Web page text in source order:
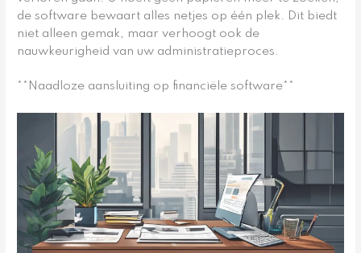
de software bewaart alles netjes op één plek. Dit biedt
niet alleen gemak, maar verhoogt ook de
nauwkeurigheid van uw administratieproces.
**Naadloze aansluiting op financiële software**